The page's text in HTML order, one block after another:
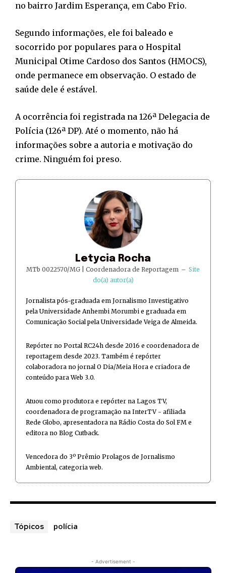
no bairro Jardim Esperança, em Cabo Frio.
Segundo informações, ele foi baleado e
socorrido por populares para o Hospital
Municipal Otime Cardoso dos Santos (HMOCS),
onde permanece em observação. O estado de
saúde dele é estável.
A ocorrência foi registrada na 126ª Delegacia de
Polícia (126ª DP). Até o momento, não há
informações sobre a autoria e motivação do
crime. Ninguém foi preso.
Letycia Rocha
MTb 0022570/MG | Coordenadora de Reportagem – Site
do(a) autor(a)
Jornalista pós-graduada em Jornalismo Investigativo
pela Universidade Anhembi Morumbi e graduada em
Comunicação Social pela Universidade Veiga de Almeida.
Repórter no Portal RC24h desde 2016 e coordenadora de
reportagem desde 2023. Também é repórter
colaboradora no jornal O Dia/Meia Hora e criadora de
conteúdo para Web 3.0.
Atuou como produtora e repórter na Lagos TV,
coordenadora de programação na InterTV - afiliada
Rede Globo, apresentadora na Rádio Costa do Sol FM e
editora no Blog Cutback.
Vencedora do 3º Prêmio Prolagos de Jornalismo
Ambiental, categoria web.
Tópicos polícia
- Advertisement -